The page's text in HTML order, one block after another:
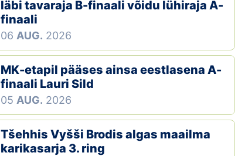
Kontakt
EOL
Galerii
Kaardid
Kalender
läbi tavaraja B-finaali võidu lühiraja A-
finaali
06 AUG. 2026
MK-etapil pääses ainsa eestlasena A-
finaali Lauri Sild
05 AUG. 2026
Tšehhis Vyšši Brodis algas maailma
karikasarja 3. ring